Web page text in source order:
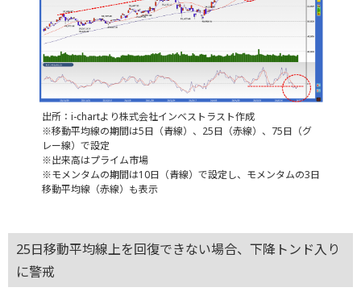
出所：i-chartより株式会社インベストラスト作成
※移動平均線の期間は5日（青線）、25日（赤線）、75日（グ
レー線）で設定
※出来高はプライム市場
※モメンタムの期間は10日（青線）で設定し、モメンタムの3日
移動平均線（赤線）も表示
25日移動平均線上を回復できない場合、下降トンド入り
に警戒